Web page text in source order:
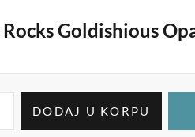
Goldishious
DODAJ U KORPU